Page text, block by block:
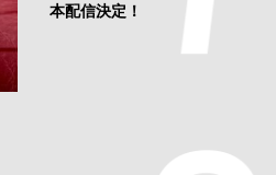
本配信決定！